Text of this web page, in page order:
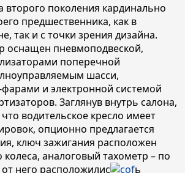
второго поколения кардинально
предшественника, как в
так и с точки зрения дизайна.
оснащен пневмоподвеской,
поперечной
шасси,
и электронной системой
Заглянув внутрь салона,
водительское кресло имеет
опционно предлагается
ключ зажигания расположен
колеса, аналоговый тахометр – по
него расположилис
ь